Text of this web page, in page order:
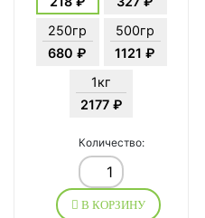
250гр
680 ₽
500гр
1121 ₽
1кг
2177 ₽
Количество:
В КОРЗИНУ